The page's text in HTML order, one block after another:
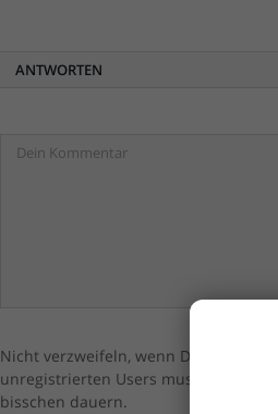
ANTWORTEN
Nicht verzweifeln, wenn Dein/Ihr
unregistrierten Users muss immer
bisschen dauern.